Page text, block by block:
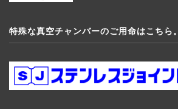
特殊な真空チャンバーのご用命はこちら。